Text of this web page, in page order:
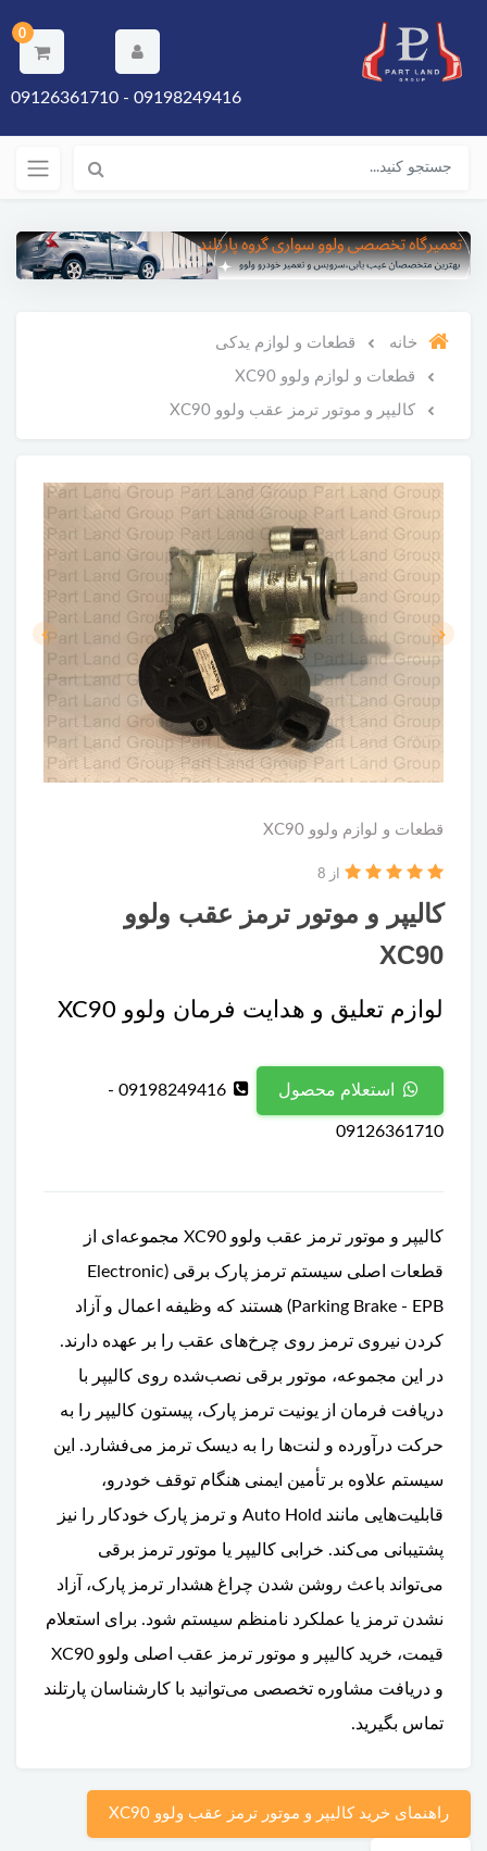
0
09198249416 - 09126361710
خانه قطعات و لوازم یدکی
قطعات و لوازم ولوو XC90
کالیپر و موتور ترمز عقب ولوو XC90
قطعات و لوازم ولوو XC90
کالیپر و موتور ترمز عقب ولوو
XC90
از 8
لوازم تعلیق و هدایت فرمان ولوو XC90
استعلام محصول 09198249416 -
09126361710
کالیپر و موتور ترمز عقب ولوو XC90 مجموعه‌ای از
قطعات اصلی سیستم ترمز پارک برقی (Electronic
Parking Brake - EPB) هستند که وظیفه اعمال و آزاد
کردن نیروی ترمز روی چرخ‌های عقب را بر عهده دارند.
در این مجموعه، موتور برقی نصب‌شده روی کالیپر با
دریافت فرمان از یونیت ترمز پارک، پیستون کالیپر را به
حرکت درآورده و لنت‌ها را به دیسک ترمز می‌فشارد. این
سیستم علاوه بر تأمین ایمنی هنگام توقف خودرو،
قابلیت‌هایی مانند Auto Hold و ترمز پارک خودکار را نیز
پشتیبانی می‌کند. خرابی کالیپر یا موتور ترمز برقی
می‌تواند باعث روشن شدن چراغ هشدار ترمز پارک، آزاد
نشدن ترمز یا عملکرد نامنظم سیستم شود. برای استعلام
قیمت، خرید کالیپر و موتور ترمز عقب اصلی ولوو XC90
و دریافت مشاوره تخصصی می‌توانید با کارشناسان پارتلند
تماس بگیرید.
راهنمای خرید کالیپر و موتور ترمز عقب ولوو XC90